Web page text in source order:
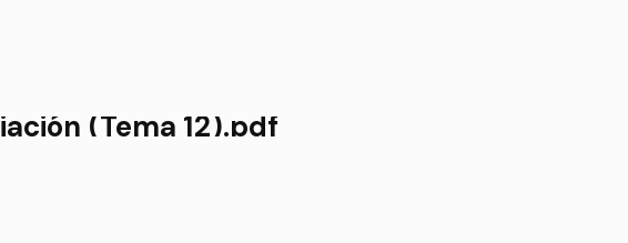
Financiación (Tema 12).pdf